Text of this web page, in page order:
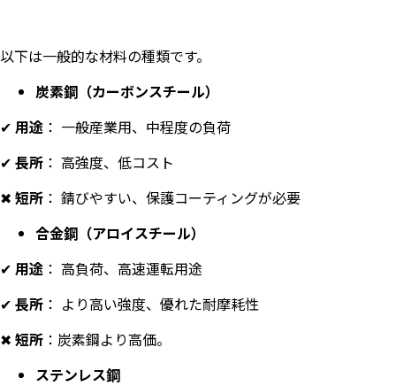
以下は一般的な材料の種類です。
炭素鋼（カーボンスチール）
✔ 用途 ： 一般産業用、中程度の負荷
✔ 長所 ： 高強度、低コスト
✖ 短所 ： 錆びやすい、保護コーティングが必要
合金鋼（アロイスチール）
✔ 用途 ： 高負荷、高速運転用途
✔ 長所 ： より高い強度、優れた耐摩耗性
✖ 短所 ：炭素鋼より高価。
ステンレス鋼